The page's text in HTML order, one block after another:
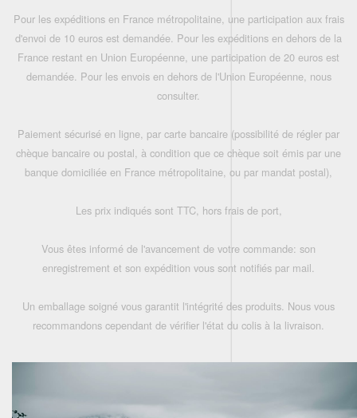
Pour les expéditions en France métropolitaine, une participation aux frais
d'envoi de 10 euros est demandée. Pour les expéditions en dehors de la
France restant en Union Européenne, une participation de 20 euros est
demandée. Pour les envois en dehors de l'Union Européenne, nous
consulter.
Paiement sécurisé en ligne, par carte bancaire (possibilité de régler par
chèque bancaire ou postal, à condition que ce chèque soit émis par une
banque domiciliée en France métropolitaine, ou par mandat postal),
Les prix indiqués sont TTC, hors frais de port,
Vous êtes informé de l'avancement de votre commande: son
enregistrement et son expédition vous sont notifiés par mail.
Un emballage soigné vous garantit l'intégrité des produits. Nous vous
recommandons cependant de vérifier l'état du colis à la livraison.